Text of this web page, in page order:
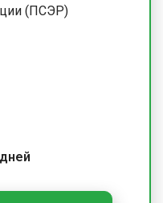
(ПСЭР)